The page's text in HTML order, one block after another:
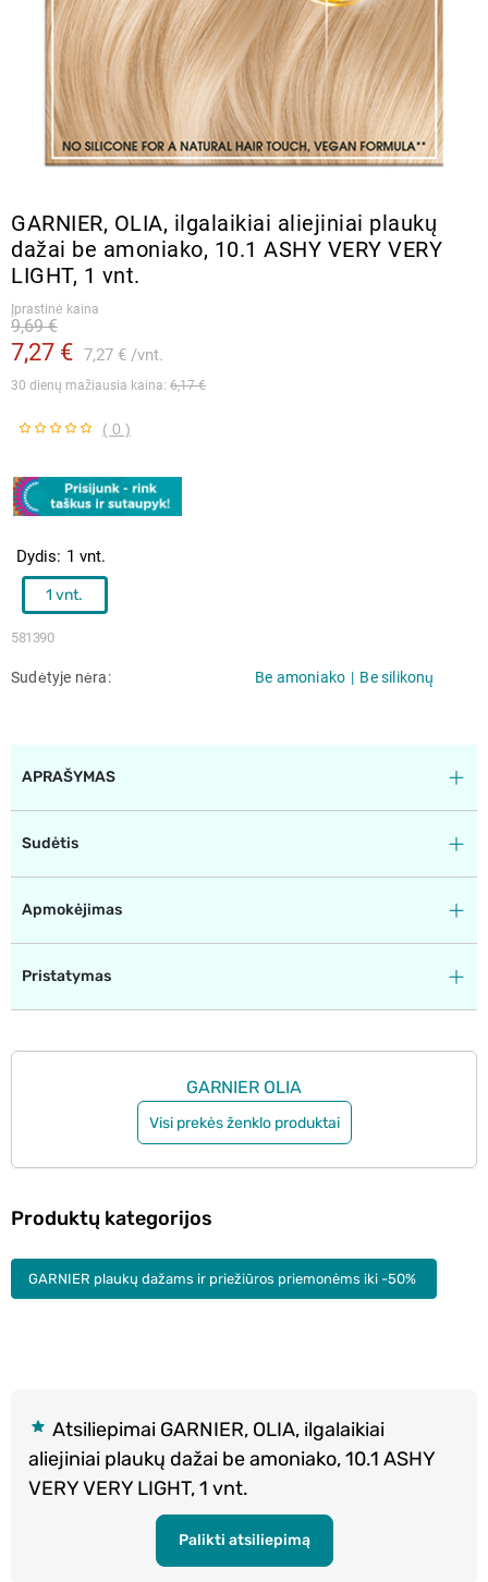
GARNIER, OLIA, ilgalaikiai aliejiniai plaukų
dažai be amoniako, 10.1 ASHY VERY VERY
LIGHT, 1 vnt.
Įprastinė kaina
7,27 € 7,27 € vnt.
9,69 €
30 dienų mažiausia kaina: 6,17 €
( 0 )
581390
Dydis 1 vnt.
1 vnt.
Sudėtyje nėra Be amoniako Be silikonų
APRAŠYMAS
Sudėtis
Apmokėjimas
Pristatymas
GARNIER OLIA
Visi prekės ženklo produktai
Atsiliepimai GARNIER, OLIA, ilgalaikiai
aliejiniai plaukų dažai be amoniako, 10.1 ASHY
VERY VERY LIGHT, 1 vnt.
Palikti atsiliepimą
Produktų kategorijos
GARNIER plaukų dažams ir priežiūros priemonėms iki -50%